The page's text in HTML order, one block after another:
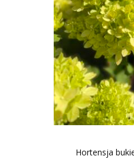
Hortensja